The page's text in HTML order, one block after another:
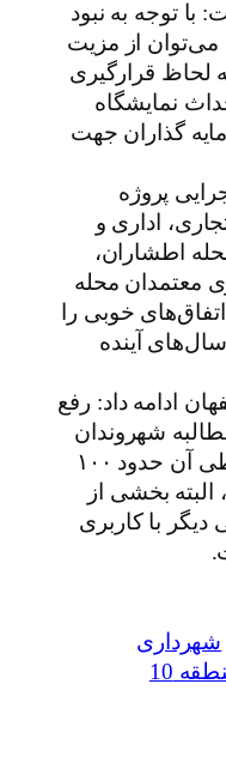
توجه به نبود
می‌توان از مزیت
لحاظ قرارگیری
نمایشگاه
گذاران جهت
پروژه
اداری و
اطشاران،
معتمدان محله
خوبی را
آینده
اصفهان ادامه داد: رفع
شهروندان
است که برای آزادسازی محیطی آن حدود ۱۰۰
البته بخشی از
با کاربری
شهرداری
مدیر منطقه 10